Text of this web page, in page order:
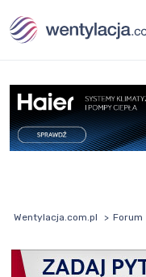
Wentylacja.com.pl Forum